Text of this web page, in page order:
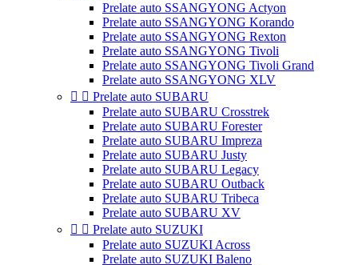
Prelate auto SSANGYONG Actyon
Prelate auto SSANGYONG Korando
Prelate auto SSANGYONG Rexton
Prelate auto SSANGYONG Tivoli
Prelate auto SSANGYONG Tivoli Grand
Prelate auto SSANGYONG XLV
  Prelate auto SUBARU
Prelate auto SUBARU Crosstrek
Prelate auto SUBARU Forester
Prelate auto SUBARU Impreza
Prelate auto SUBARU Justy
Prelate auto SUBARU Legacy
Prelate auto SUBARU Outback
Prelate auto SUBARU Tribeca
Prelate auto SUBARU XV
  Prelate auto SUZUKI
Prelate auto SUZUKI Across
Prelate auto SUZUKI Baleno